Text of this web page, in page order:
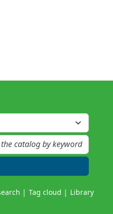
Tag cloud Library